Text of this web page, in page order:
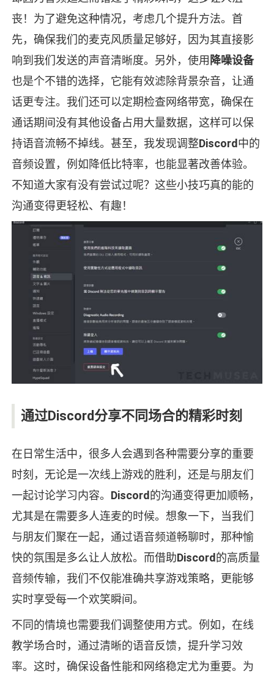
丧！为了避免这种情况，考虑几个提升方法。首
先，确保我们的麦克风质量足够好，因为其直接影
响到我们发送的声音清晰度。另外，使用 降噪设备
也是个不错的选择，它能有效滤除背景杂音，让通
话更专注。我们还可以定期检查网络带宽，确保在
通话期间没有其他设备占用大量数据，这样可以保
持语音流畅不掉线。甚至，我发现调整Discord 中的
音频设置，例如降低比特率，也能显著改善体验。
不知道大家有没有尝试过呢？这些小技巧真的能的
沟通变得更轻松、有趣！
通过Discord分享不同场合的精彩时刻
在日常生活中，很多人会遇到各种需要分享的重要
时刻，无论是一次线上游戏的胜利，还是与朋友们
一起讨论学习内容。 Discord的沟通变得更加顺畅，
尤其是在需要多人连麦的时候。想象一下，当我们
与朋友们聚在一起，通过语音频道畅聊时，那种愉
快的氛围是多么让人放松。而借助Discord的高质量
音频传输，我们不仅能准确共享游戏策略，更能够
实时享受每一个欢笑瞬间。
不同的情境也需要我们调整使用方式。例如，在线
教学场合时，通过清晰的语音反馈，提升学习效
率。这时，确保设备性能和网络稳定尤为重要。为